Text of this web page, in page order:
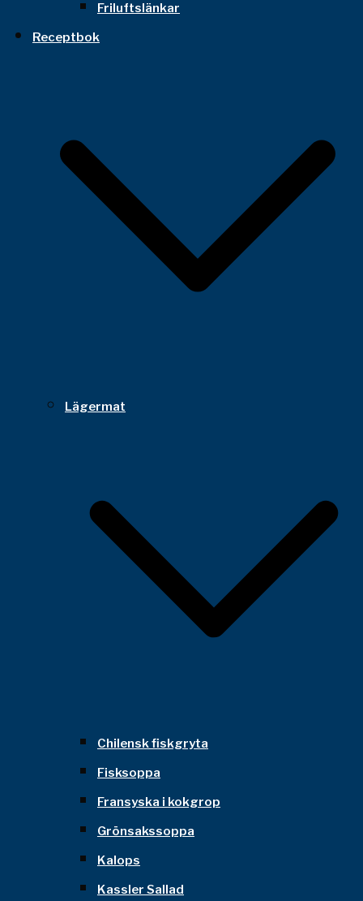
Friluftslänkar
Receptbok
Lägermat
Chilensk fiskgryta
Fisksoppa
Fransyska i kokgrop
Grönsakssoppa
Kalops
Kassler Sallad